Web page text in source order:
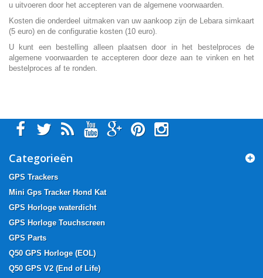
u uitvoeren door het accepteren van de algemene voorwaarden.
Kosten die onderdeel uitmaken van uw aankoop zijn de Lebara simkaart
(5 euro) en de configuratie kosten (10 euro).
U kunt een bestelling alleen plaatsen door in het bestelproces de
algemene voorwaarden te accepteren door deze aan te vinken en het
bestelproces af te ronden.
Categorieën
GPS Trackers
Mini Gps Tracker Hond Kat
GPS Horloge waterdicht
GPS Horloge Touchscreen
GPS Parts
Q50 GPS Horloge (EOL)
Q50 GPS V2 (End of Life)